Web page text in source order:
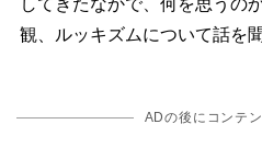
してきたなかで、何を思う
観、ルッキズムについて話を聞
ADの後にコンテ